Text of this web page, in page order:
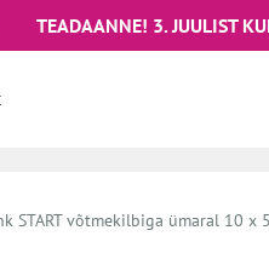
TEADAANNE! 3. JUULIST
START võtmekilbiga ümaral 10 x